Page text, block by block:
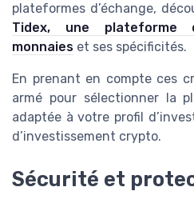
plateformes d’échange,
Tidex, une plateforme
monnaies et ses spécificités.
En prenant en compte ces
armé pour sélectionner la
adaptée à votre profil
d’investissement crypto.
Sécurité et